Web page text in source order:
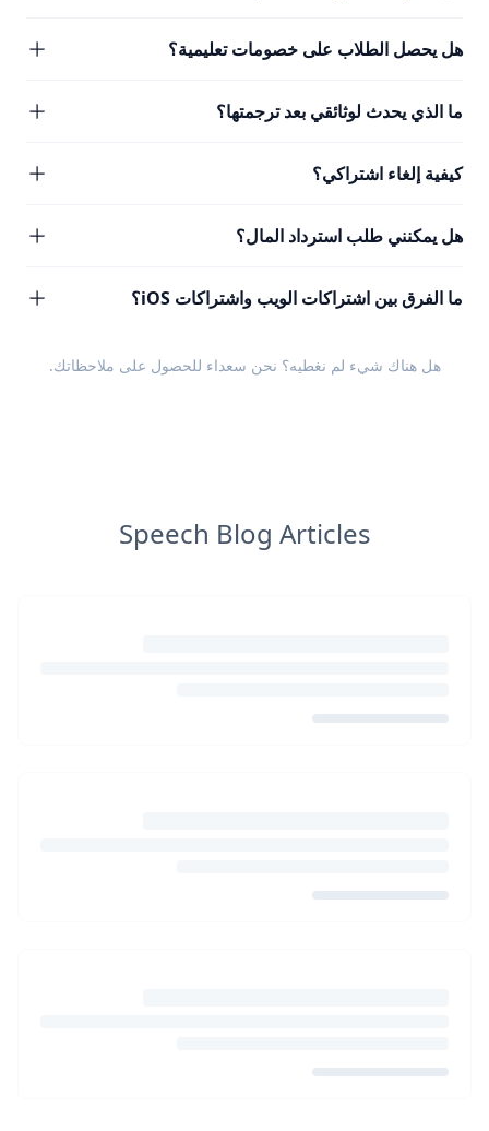
هل يحصل الطلاب على خصومات تعليمية؟
ما الذي يحدث لوثائقي بعد ترجمتها؟
كيفية إلغاء اشتراكي؟
هل يمكنني طلب استرداد المال؟
ما الفرق بين اشتراكات الويب واشتراكات iOS؟
هل هناك شيء لم نغطيه؟ نحن سعداء للحصول على ملاحظاتك.
Speech Blog Articles